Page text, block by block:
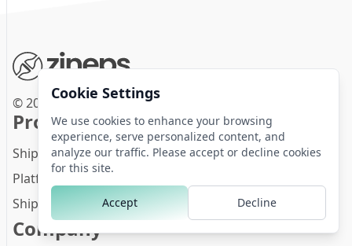
© 2025 Zineps.
Products
Shipping for e-commerce & SMEs
Platform for logistics providers
Shipping AI
Company
Cookie Settings
We use cookies to enhance your browsing
experience, serve personalized content, and
analyze our traffic. Please accept or decline cookies
for this site.
Accept Decline